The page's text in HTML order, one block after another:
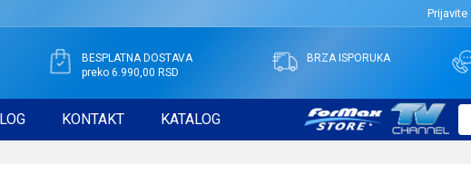
Prijavite
BESPLATNA DOSTAVA
preko 6.990,00 RSD
BRZA ISPORUKA
KONTAKT KATALOG